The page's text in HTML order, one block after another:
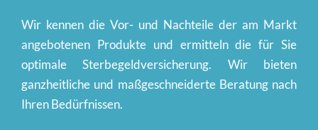
Wir kennen die Vor- und Nachteile der am Markt
angebotenen Produkte und ermitteln die für Sie
optimale Sterbegeldversicherung. Wir bieten
ganzheitliche und maßgeschneiderte Beratung nach
Ihren Bedürfnissen.